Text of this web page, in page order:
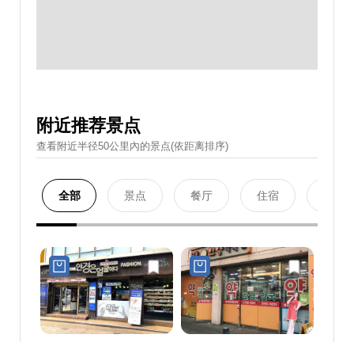
附近推荐景点
查看附近半径50公里內的景点(依距离排序)
全部 景点 餐厅 住宿